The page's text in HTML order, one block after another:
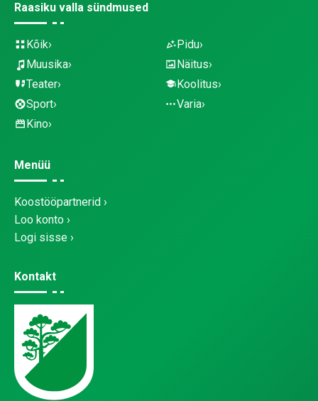
Raasiku valla sündmused
Kõik
Muusika
Teater
Sport
Kino
Pidu
Näitus
Koolitus
Varia
Menüü
Koostööpartnerid
Loo konto
Logi sisse
Kontakt